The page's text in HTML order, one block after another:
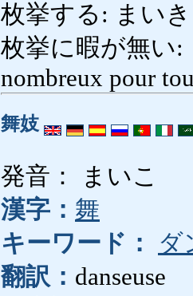
枚挙する: まい
枚挙に暇が無い:
nombreux pour
舞妓
発音： まいこ
漢字： 舞
キーワード：
ダ
翻訳： danseuse